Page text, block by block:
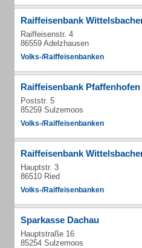
Raiffeisenbank
Raiffeisenstr. 4
86559 Adelzhausen
Volks-/Raiffeisenbanken
Raiffeisenbank Pfaffenhofen
Poststr. 5
85259 Sulzemoos
Volks-/Raiffeisenbanken
Raiffeisenbank
Hauptstr. 3
86510 Ried
Volks-/Raiffeisenbanken
Sparkasse Dachau
Hauptstraße 16
85254 Sulzemoos